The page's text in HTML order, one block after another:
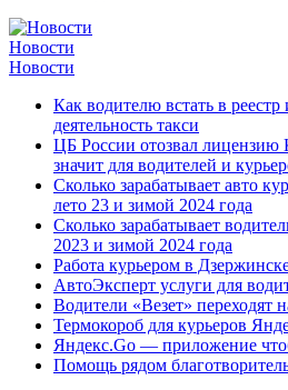
Новости
Новости
Как водителю встать в реестр
деятельность такси
ЦБ России отозвал лицензию
значит для водителей и
Сколько зарабатывает авто
лето 23 и зимой 2024 года
Сколько зарабатывает
2023 и зимой 2024 года
Работа курьером в
АвтоЭксперт услуги для
Водители «Везет» переходят
Термокороб для курьеров
Яндекс.Go — приложение
Помощь рядом